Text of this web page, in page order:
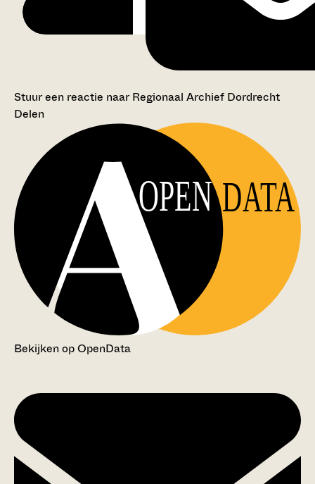
Stuur een reactie naar Regionaal Archief Dordrecht
Delen
OPEN DATA
Bekijken op OpenData